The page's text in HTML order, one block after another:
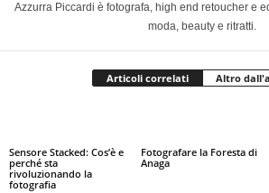
Azzurra Piccardi è fotografa, high end retoucher e
moda, beauty e ritratti.
Articoli correlati Altro
Sensore Stacked: Cos’è e
perché sta
rivoluzionando la
fotografia
Fotografare la Foresta di
Anaga